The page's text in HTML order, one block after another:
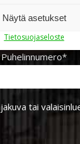
Näytä asetukset
Tietosuojaseloste
Puhelinnumero*
tai